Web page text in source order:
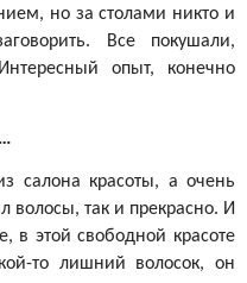
но за столами никто и
Все покушали,
опыт, конечно
салона красоты, а очень
волосы, так и прекрасно. И
в этой свободной красоте
то лишний волосок, он